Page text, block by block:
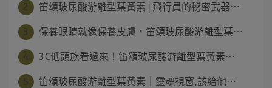
笛頌玻尿酸游離型葉黃素│飛行員的秘密武器⋯
保養眼睛就像保養皮膚，笛頌玻尿酸游離型葉⋯
3C低頭族看過來！笛頌玻尿酸游離型葉黃素⋯
笛頌玻尿酸游離型葉黃素｜靈魂視窗,該給他⋯